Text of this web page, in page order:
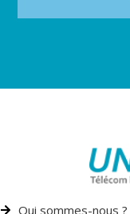
Qui sommes-nous ?